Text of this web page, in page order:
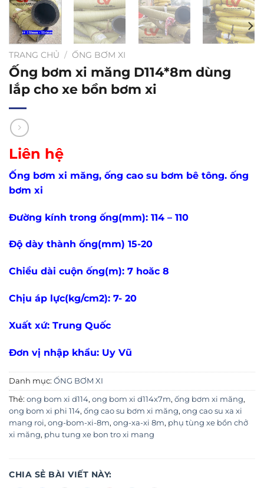
TRANG CHỦ / ỐNG BƠM XI
Ống bơm xi măng D114*8m dùng
lắp cho xe bồn bơm xi
Liên hệ
Ống bơm xi măng, ống cao su bơm bê tông. ống
bơm xi
Đường kính trong ống(mm): 114 – 110
Độ dày thành ống(mm) 15-20
Chiều dài cuộn ống(m): 7 hoăc 8
Chịu áp lực(kg/cm2): 7- 20
Xuất xứ: Trung Quốc
Đơn vị nhập khẩu: Uy Vũ
Danh mục: ỐNG BƠM XI
Thẻ: ong bom xi d114, ong bom xi d114x7m, ống bơm xi măng,
ong bom xi phi 114, ống cao su bơm xi măng, ong cao su xa xi
mang roi, ong-bom-xi-8m, ong-xa-xi 8m, phụ tùng xe bồn chở
xi măng, phu tung xe bon tro xi mang
CHIA SẺ BÀI VIẾT NÀY: